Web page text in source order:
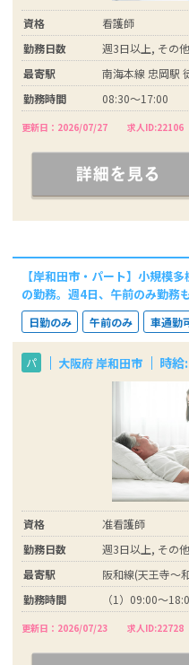
資格
看護師
勤務日数
週3日以上, その他
最寄駅
南海本線 忠岡駅
勤務時間
08:30～17:00
更新日：2026/07/27 求人ID:22106
【岸和田市・パート】小規模
の勤務。週4日、午前のみ勤務
日勤のみ 午前のみ 車通勤
パ 大阪府 岸和田市 時
資格
准看護師
勤務日数
週3日以上, その他
最寄駅
阪和線(天王寺～
勤務時間
（1）09:00～
更新日：2026/07/23 求人ID:22728